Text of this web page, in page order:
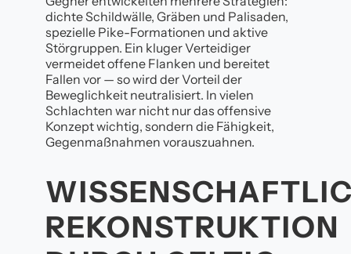
dichte Schildwälle, Gräben und Palisaden,
spezielle Pike-Formationen und aktive
Störgruppen. Ein kluger Verteidiger
vermeidet offene Flanken und bereitet
Fallen vor — so wird der Vorteil der
Beweglichkeit neutralisiert. In vielen
Schlachten war nicht nur das offensive
Konzept wichtig, sondern die Fähigkeit,
Gegenmaßnahmen vorauszuahnen.
REKONSTRUKTION